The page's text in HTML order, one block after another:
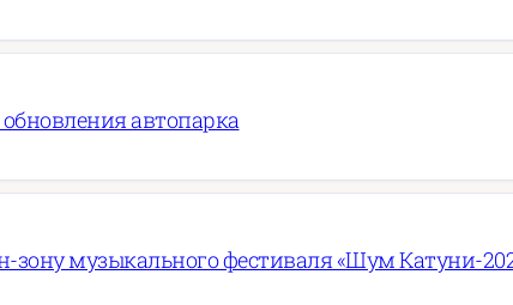
автопарка
музыкального фестиваля «Шум Катуни-